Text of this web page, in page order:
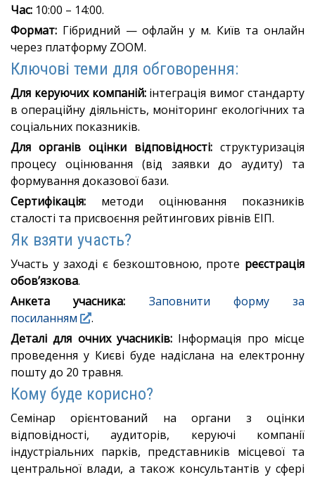
Час: 10:00 – 14:00.
Формат: Гібридний — офлайн у м. Київ та онлайн
через платформу ZOOM.
Ключові теми для обговорення:
Для керуючих компаній:інтеграція вимог стандарту
в операційну діяльність, моніторинг екологічних та
соціальних показників.
Для органів оцінки відповідності: структуризація
процесу оцінювання (від заявки до аудиту) та
формування доказової бази.
Сертифікація: методи оцінювання показників
сталості та присвоєння рейтингових рівнів ЕІП.
Як взяти участь?
Участь у заході є безкоштовною, проте реєстрація
обов’язкова.
Анкета учасника:
Заповнити форму за
посиланням
.
Деталі для очних учасників: Інформація про місце
проведення у Києві буде надіслана на електронну
пошту до 20 травня.
Кому буде корисно?
Семінар орієнтований на органи з оцінки
відповідності, аудиторів, керуючі компанії
індустріальних парків, представників місцевої та
центральної влади, а також консультантів у сфері